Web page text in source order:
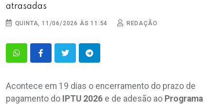
atrasadas
QUINTA, 11/06/2026 ÀS 11:54 REDAÇÃO
Acontece em 19 dias o encerramento do prazo de
pagamento do IPTU 2026 e de adesão ao Programa